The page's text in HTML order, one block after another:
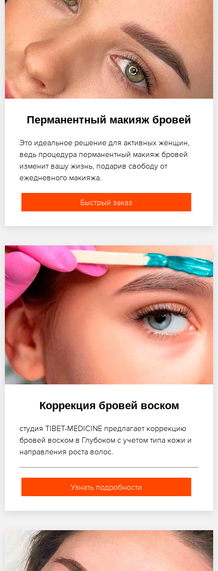
Перманентный макияж бровей
Это идеальное решение для активных женщин,
ведь процедура перманентный макияж бровей
изменит вашу жизнь, подарив свободу от
ежедневного макияжа.
Быстрый заказ
Коррекция бровей воском
студия TIBET-MEDICINE предлагает коррекцию
бровей воском в Глубоком с учетом типа кожи и
направления роста волос.
Узнать подробности